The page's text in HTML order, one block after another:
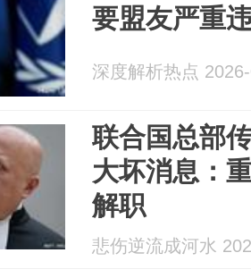
要盟友严重
深度解析热点
联合国总部
大坏消息：
解职
悲伤逆流成河水